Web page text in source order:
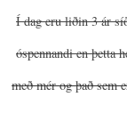
Í dag eru liðin 3 ár
óspennandi en þetta
með mér og það